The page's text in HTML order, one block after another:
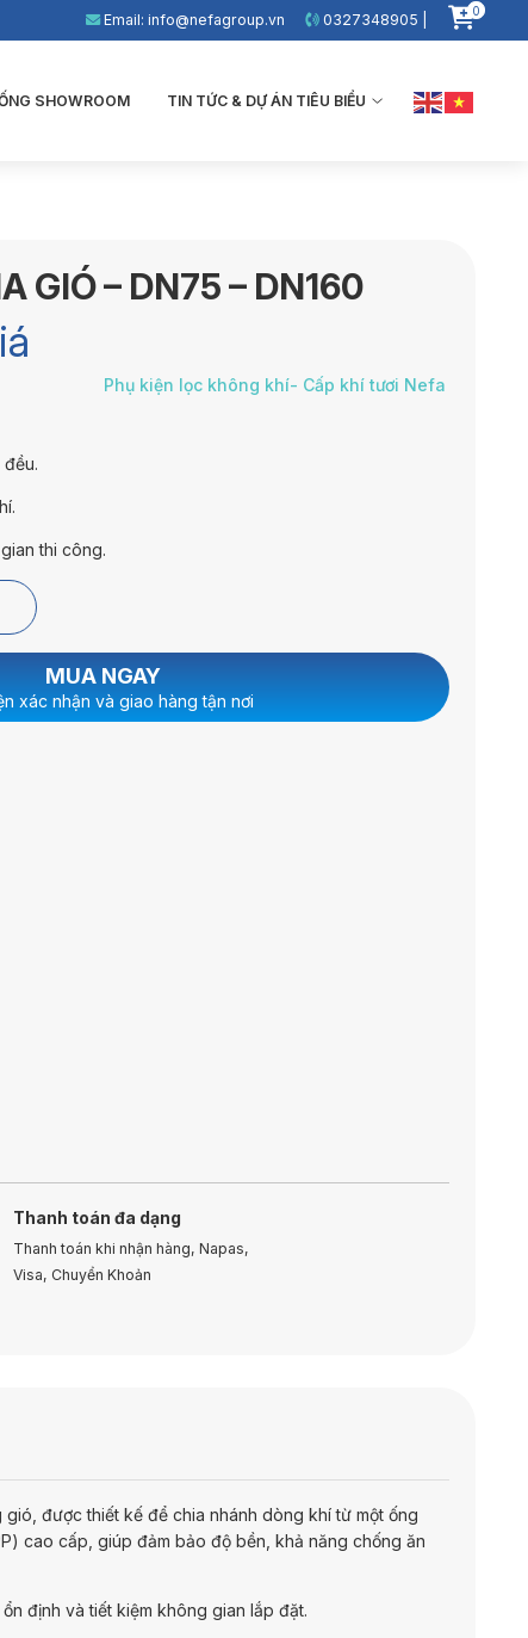
Email: info@nefagroup.vn 0327348905 | 0
SHOWROOM TIN TỨC & DỰ ÁN TIÊU BIỂU
GIÓ – DN75 – DN160
Phụ kiện lọc không khí- Cấp khí tươi Nefa
thi công.
MUA NGAY
xác nhận và giao hàng tận nơi
Thanh toán đa dạng
Thanh toán khi nhận hàng, Napas,
Visa, Chuyển Khoản
được thiết kế để chia nhánh dòng khí từ một ống
cao cấp, giúp đảm bảo độ bền, khả năng chống ăn
định và tiết kiệm không gian lắp đặt.